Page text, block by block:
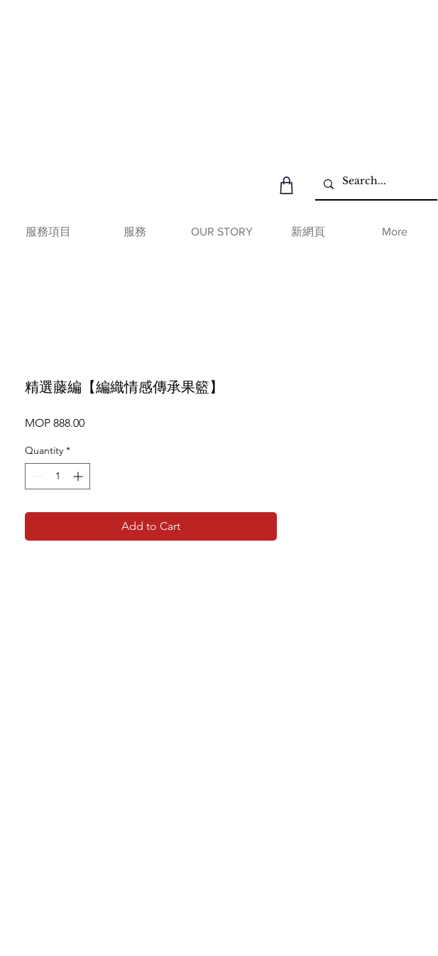
服務項目 服務 OUR STORY 新網頁 More
精選藤編【編織情感傳承果籃】
MOP 888.00Price
Quantity *
Add to Cart